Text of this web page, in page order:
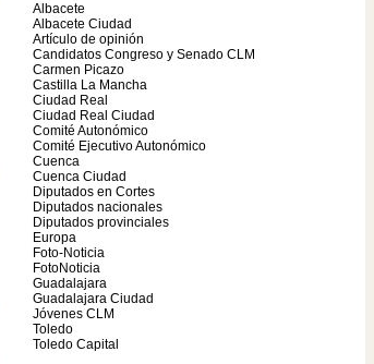
Albacete
Albacete Ciudad
Artículo de opinión
Candidatos Congreso y Senado CLM
Carmen Picazo
Castilla La Mancha
Ciudad Real
Ciudad Real Ciudad
Comité Autonómico
Comité Ejecutivo Autonómico
Cuenca
Cuenca Ciudad
Diputados en Cortes
Diputados nacionales
Diputados provinciales
Europa
Foto-Noticia
FotoNoticia
Guadalajara
Guadalajara Ciudad
Jóvenes CLM
Toledo
Toledo Capital